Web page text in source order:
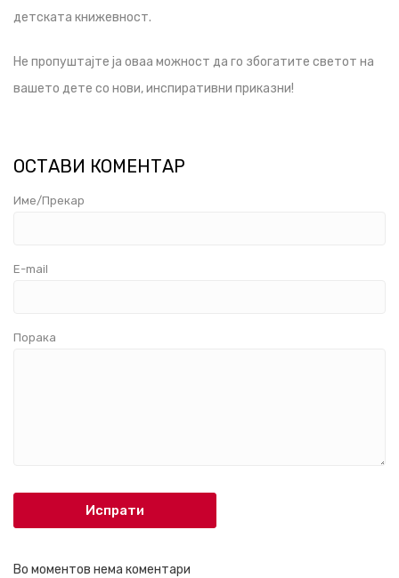
детската книжевност.
Не пропуштајте ја оваа можност да го збогатите светот на
вашето дете со нови, инспиративни приказни!
ОСТАВИ КОМЕНТАР
Име/Прекар
E-mail
Порака
Испрати
Во моментов нема коментари